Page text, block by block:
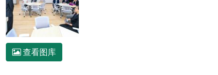
查看图库